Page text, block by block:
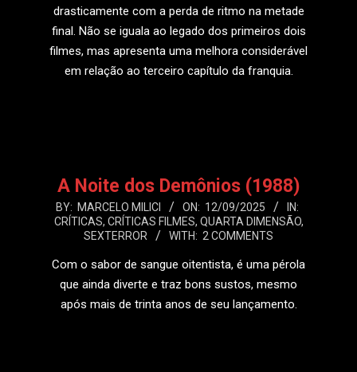
drasticamente com a perda de ritmo na metade
final. Não se iguala ao legado dos primeiros dois
filmes, mas apresenta uma melhora considerável
em relação ao terceiro capítulo da franquia.
A Noite dos Demônios (1988)
2025-
09-
BY: MARCELO MILICI ON: 12/09/2025
IN:
CRÍTICAS, CRÍTICAS FILMES, QUARTA DIMENSÃO,
SEXTERROR
WITH: 2 COMMENTS
Com o sabor de sangue oitentista, é uma pérola
que ainda diverte e traz bons sustos, mesmo
após mais de trinta anos de seu lançamento.